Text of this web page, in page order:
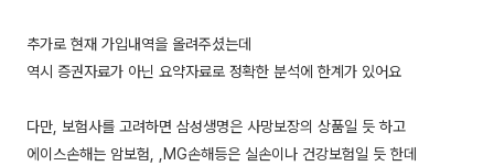
추가로 현재 가입내역을 올려주셨는데
역시 증권자료가 아닌 요약자료로 정확한 분석에 한계가 있어요
다만, 보험사를 고려하면 삼성생명은 사망보장의 상품일 듯 하고
에이스손해는 암보험, ,MG손해등은 실손이나 건강보험일 듯 한데